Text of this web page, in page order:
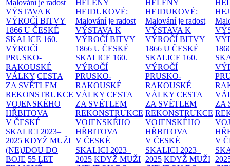
Malování je radost
VÝSTAVA K
VÝROČÍ BITVY
1866 U ČESKÉ
SKALICE 160.
VÝROČÍ
PRUSKO-
RAKOUSKÉ
VÁLKY CESTA
ZA SVĚTLEM
REKONSTRUKCE
VOJENSKÉHO
HŘBITOVA
V ČESKÉ
SKALICI 2023–
2025 KDYŽ MUŽI
(NE)JDOU DO
BOJE 55 LET
HELENY
HEJDUKOVÉ:
Malování je radost
VÝSTAVA K
VÝROČÍ BITVY
1866 U ČESKÉ
SKALICE 160.
VÝROČÍ
PRUSKO-
RAKOUSKÉ
VÁLKY CESTA
ZA SVĚTLEM
REKONSTRUKCE
VOJENSKÉHO
HŘBITOVA
V ČESKÉ
SKALICI 2023–
2025 KDYŽ MUŽI
HELENY
HEJDUKOVÉ:
Malování je radost
VÝSTAVA K
VÝROČÍ BITVY
1866 U ČESKÉ
SKALICE 160.
VÝROČÍ
PRUSKO-
RAKOUSKÉ
VÁLKY CESTA
ZA SVĚTLEM
REKONSTRUKCE
VOJENSKÉHO
HŘBITOVA
V ČESKÉ
SKALICI 2023–
2025 KDYŽ MUŽI
ZA
V